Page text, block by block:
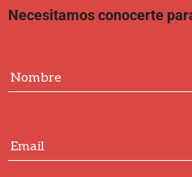
Necesitamos conocerte